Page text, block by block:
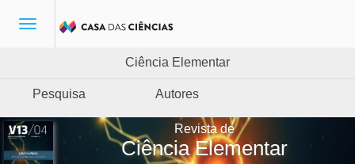
Toggle
Ciência Elementar
Pesquisa Autores
Revista de
Ciência Elementar